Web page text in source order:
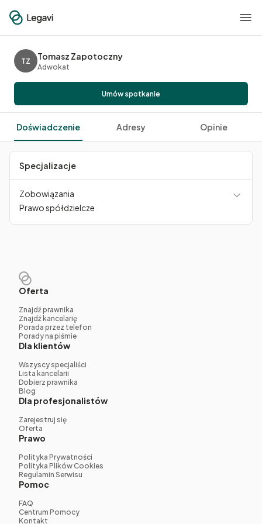
TZ Tomasz Zapotoczny
Adwokat
Umów spotkanie
Doświadczenie Adresy Opinie
Specjalizacje
Zobowiązania
Prawo spółdzielcze
Oferta
Znajdź prawnika
Znajdź kancelarię
Porada przez telefon
Porady na piśmie
Dla klientów
Wszyscy specjaliści
Lista kancelarii
Dobierz prawnika
Blog
Dla profesjonalistów
Zarejestruj się
Oferta
Prawo
Polityka Prywatności
Polityka Plików Cookies
Regulamin Serwisu
Pomoc
FAQ
Centrum Pomocy
Kontakt